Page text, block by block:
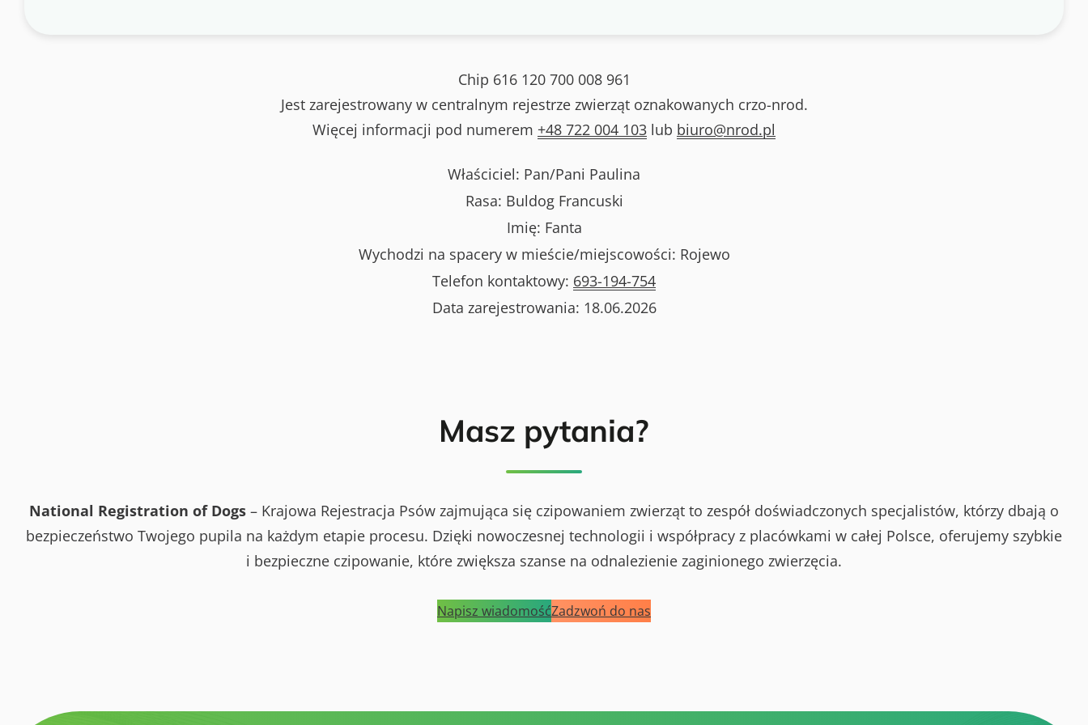
Chip 616 120 700 008 961
Jest zarejestrowany w centralnym rejestrze zwierząt oznakowanych crzo-nrod.
Więcej informacji pod numerem +48 722 004 103 lub biuro@nrod.pl
Właściciel: Pan/Pani Paulina
Rasa: Buldog Francuski
Imię: Fanta
Wychodzi na spacery w mieście/miejscowości: Rojewo
Telefon kontaktowy: 693-194-754
Data zarejestrowania: 18.06.2026
Masz pytania?
National Registration of Dogs – Krajowa Rejestracja Psów zajmująca się czipowaniem zwierząt to zespół doświadczonych specjalistów, którzy dbają o
bezpieczeństwo Twojego pupila na każdym etapie procesu. Dzięki nowoczesnej technologii i współpracy z placówkami w całej Polsce, oferujemy szybkie
i bezpieczne czipowanie, które zwiększa szanse na odnalezienie zaginionego zwierzęcia.
Napisz wiadomośćZadzwoń do nas